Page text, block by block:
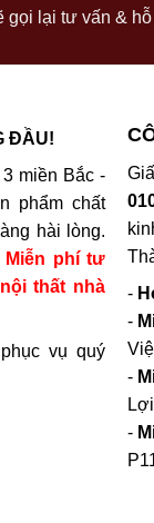
gọi lại tư vấn &
ĐẦU!
miền Bắc -
phẩm chất
hài lòng.
Miễn phí tư
thất nhà
vụ quý
-
-
-
-